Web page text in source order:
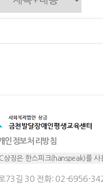
인정보처리방침
상징은 한스피크(hanspeak)를 사
73길 30 전화: 02-6956-